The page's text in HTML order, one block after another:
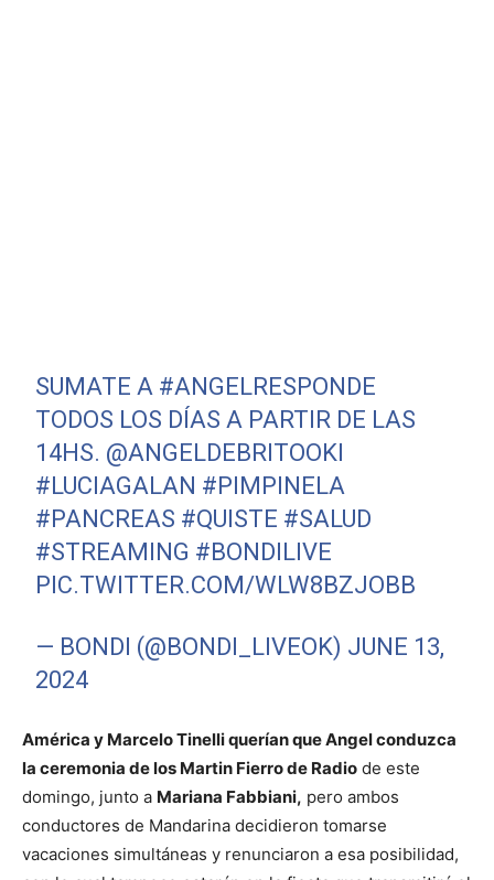
SUMATE A #ANGELRESPONDE
TODOS LOS DÍAS A PARTIR DE LAS
14HS. @ANGELDEBRITOOKI
#LUCIAGALAN #PIMPINELA
#PANCREAS #QUISTE #SALUD
#STREAMING #BONDILIVE
PIC.TWITTER.COM/WLW8BZJOBB
— BONDI (@BONDI_LIVEOK) JUNE 13,
2024
América y Marcelo Tinelli querían que Angel conduzca
la ceremonia de los Martin Fierro de Radio de este
domingo, junto a Mariana Fabbiani, pero ambos
conductores de Mandarina decidieron tomarse
vacaciones simultáneas y renunciaron a esa posibilidad,